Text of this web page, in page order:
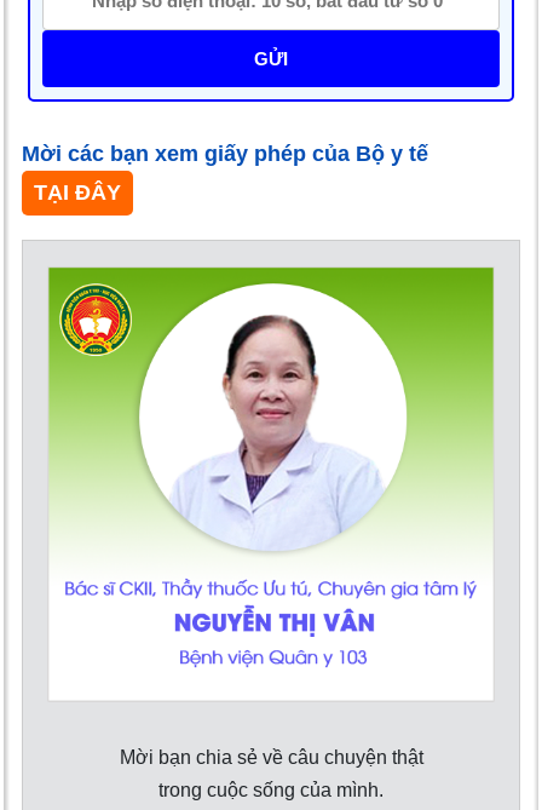
GỬI
Mời các bạn xem giấy phép của Bộ y tế
TẠI ĐÂY
Mời bạn chia sẻ về câu chuyện thật
trong cuộc sống của mình.